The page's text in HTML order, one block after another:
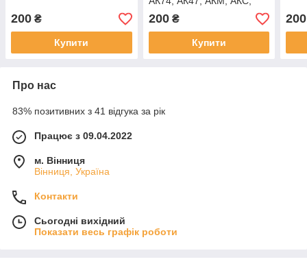
200 ₴
Купити
200₴
Купити
200
Про нас
83% позитивних з 41 відгука за рік
Працює з 09.04.2022
м. Вінниця
Вінниця, Україна
Контакти
Сьогодні вихідний
Показати весь графік роботи